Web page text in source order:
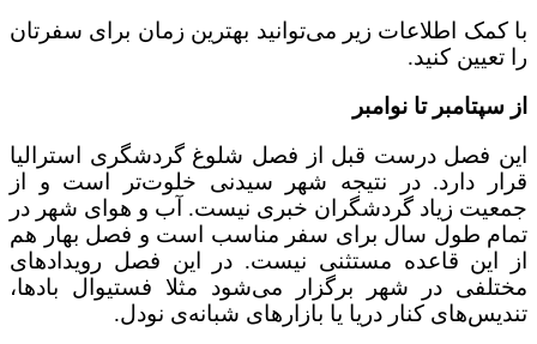
با کمک اطلاعات زیر می‌توانید بهترین زمان برای سفرتان
را تعیین کنید.
از سپتامبر تا نوامبر
این فصل درست قبل از فصل شلوغ گردشگری استرالیا
قرار دارد. در نتیجه شهر سیدنی خلوت‌تر است و از
جمعیت زیاد گردشگران خبری نیست. آب و هوای شهر در
تمام طول سال برای سفر مناسب است و فصل بهار هم
از این قاعده مستثنی نیست. در این فصل رویدادهای
مختلفی در شهر برگزار می‌شود مثلا فستیوال بادها،
تندیس‌های کنار دریا یا بازارهای شبانه‌ی نودل.